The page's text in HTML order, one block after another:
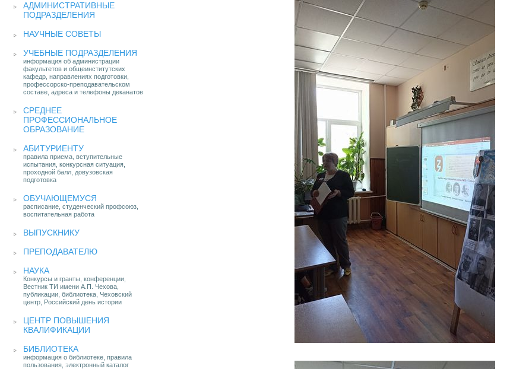
АДМИНИСТРАТИВНЫЕ
ПОДРАЗДЕЛЕНИЯ
НАУЧНЫЕ СОВЕТЫ
УЧЕБНЫЕ ПОДРАЗДЕЛЕНИЯ
информация об администрации
факультетов и общеинститутских
кафедр, направлениях подготовки,
профессорско-преподавательском
составе, адреса и телефоны деканатов
СРЕДНЕЕ
ПРОФЕССИОНАЛЬНОЕ
ОБРАЗОВАНИЕ
АБИТУРИЕНТУ
правила приема, вступительные
испытания, конкурсная ситуация,
проходной балл, довузовская
подготовка
ОБУЧАЮЩЕМУСЯ
расписание, студенческий профсоюз,
воспитательная работа
ВЫПУСКНИКУ
ПРЕПОДАВАТЕЛЮ
НАУКА
Конкурсы и гранты, конференции,
Вестник ТИ имени А.П. Чехова,
публикации, библиотека, Чеховский
центр, Российский день истории
ЦЕНТР ПОВЫШЕНИЯ
КВАЛИФИКАЦИИ
БИБЛИОТЕКА
информация о библиотеке, правила
пользования, электронный каталог